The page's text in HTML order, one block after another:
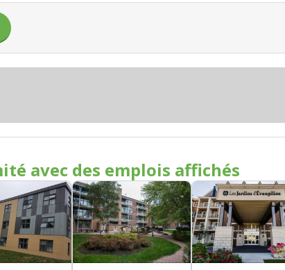
avec des emplois affichés